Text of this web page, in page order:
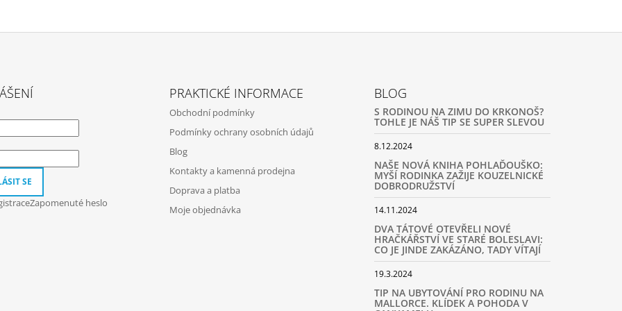
SE
Zapomenuté heslo
PRAKTICKÉ INFORMACE
Obchodní podmínky
Podmínky ochrany osobních údajů
Blog
Kontakty a kamenná prodejna
Doprava a platba
Moje objednávka
BLOG
S RODINOU NA ZIMU DO KRKONOŠ?
TOHLE JE NÁŠ TIP SE SUPER SLEVOU
8.12.2024
NAŠE NOVÁ KNIHA POHLAĎOUŠKO:
MYŠÍ RODINKA ZAŽIJE KOUZELNICKÉ
DOBRODRUŽSTVÍ
14.11.2024
DVA TÁTOVÉ OTEVŘELI NOVÉ
HRAČKÁŘSTVÍ VE STARÉ BOLESLAVI:
CO JE JINDE ZAKÁZÁNO, TADY VÍTAJÍ
19.3.2024
TIP NA UBYTOVÁNÍ PRO RODINU NA
MALLORCE. KLÍDEK A POHODA V